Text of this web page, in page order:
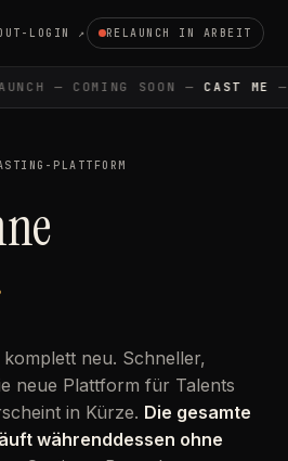
LOGIN ↗ RELAUNCH IN ARBEIT
— COMING SOON — CAST ME—
PLATTFORM
neu. Schneller,
neue Plattform für Talents
in Kürze. Die gesamte
währenddessen ohne